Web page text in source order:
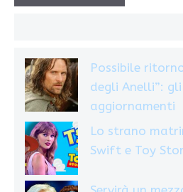
Possibile
degli Anelli”:
aggiornamenti
Lo strano
Swift e Toy